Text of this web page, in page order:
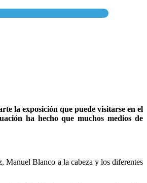
la exposición que puede visitarse en el
ha hecho que muchos medios de
Manuel Blanco a la cabeza y los diferentes